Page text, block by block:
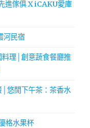
進傢俱 X iCAKU愛庫
河民宿
理│創意蔬食餐廳推
悠閒下午茶：茶香水
格水果杯